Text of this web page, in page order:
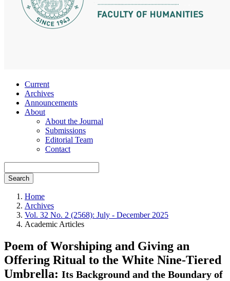
Current
Archives
Announcements
About
About the Journal
Submissions
Editorial Team
Contact
Search
Home
Archives
Vol. 32 No. 2 (2568): July - December 2025
Academic Articles
Poem of Worshiping and Giving an
Offering Ritual to the White Nine-Tiered
Umbrella: Its Background and the Boundary of